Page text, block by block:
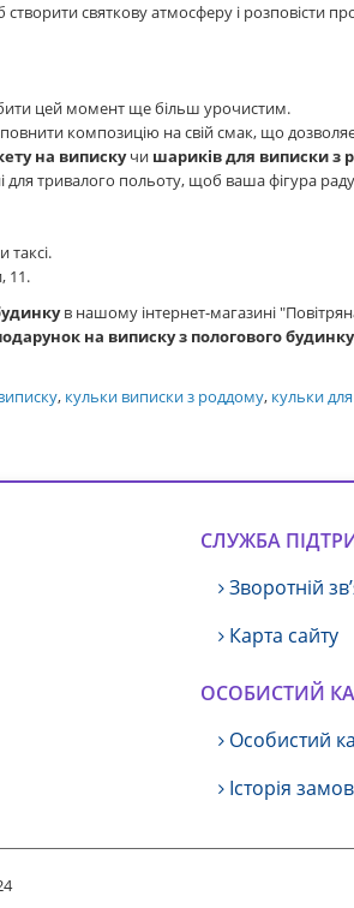
святкову атмосферу і розповісти
цей момент ще більш урочистим.
композицію на свій смак, що
на випискучи шариків для виписки з
для тривалого польоту, щоб ваша фігура
таксі.
11.
в нашому інтернет-магазині
на виписку з пологового будинку
, кульки виписки з роддому, кульки для
СЛУЖБА
Зворотній
Карта сайту
ОСОБИСТИЙ
Особистий
Історія